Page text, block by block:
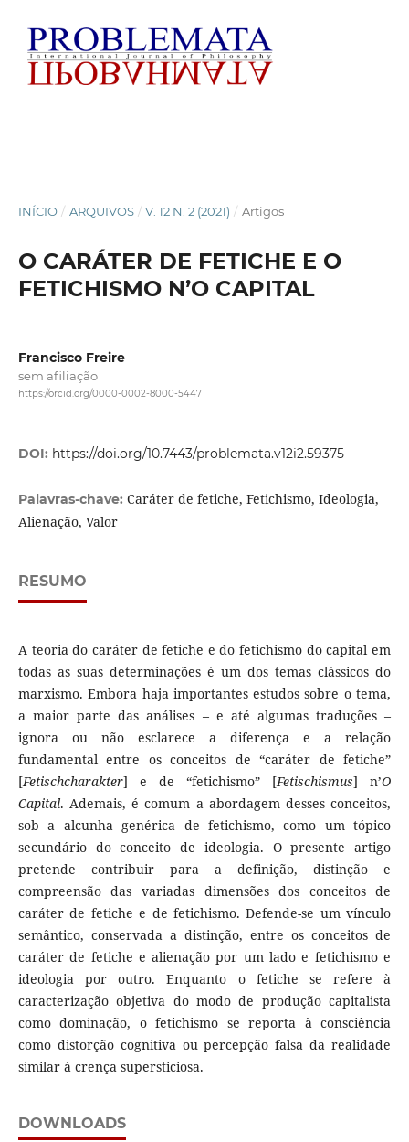
INÍCIO / ARQUIVOS / V. 12 N. 2 (2021) / Artigos
O CARÁTER DE FETICHE E O
FETICHISMO N’O CAPITAL
Francisco Freire
sem afiliação
https://orcid.org/0000-0002-8000-5447
DOI: https://doi.org/10.7443/problemata.v12i2.59375
Palavras-chave: Caráter de fetiche, Fetichismo, Ideologia,
Alienação, Valor
RESUMO
A teoria do caráter de fetiche e do fetichismo do capital em
todas as suas determinações é um dos temas clássicos do
marxismo. Embora haja importantes estudos sobre o tema,
a maior parte das análises – e até algumas traduções –
ignora ou não esclarece a diferença e a relação
fundamental entre os conceitos de “caráter de fetiche”
[Fetischcharakter] e de “fetichismo” [Fetischismus] n’O
Capital. Ademais, é comum a abordagem desses conceitos,
sob a alcunha genérica de fetichismo, como um tópico
secundário do conceito de ideologia. O presente artigo
pretende contribuir para a definição, distinção e
compreensão das variadas dimensões dos conceitos de
caráter de fetiche e de fetichismo. Defende-se um vínculo
semântico, conservada a distinção, entre os conceitos de
caráter de fetiche e alienação por um lado e fetichismo e
ideologia por outro. Enquanto o fetiche se refere à
caracterização objetiva do modo de produção capitalista
como dominação, o fetichismo se reporta à consciência
como distorção cognitiva ou percepção falsa da realidade
similar à crença supersticiosa.
DOWNLOADS